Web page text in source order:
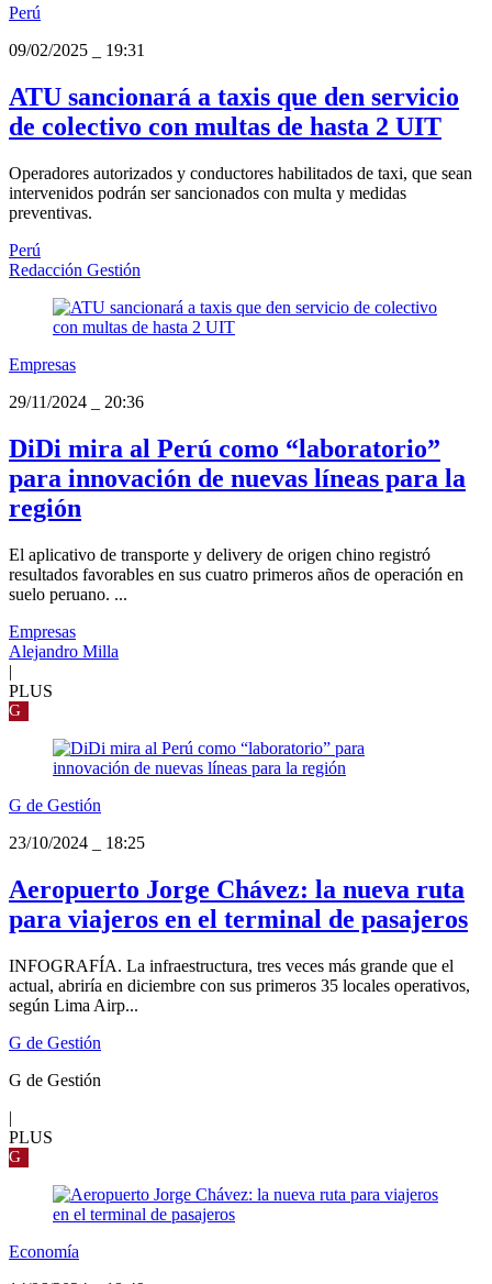
Perú
09/02/2025
19:31
ATU sancionará a taxis que den servicio
de colectivo con multas de hasta 2 UIT
Operadores autorizados y conductores habilitados de taxi, que sean
intervenidos podrán ser sancionados con multa y medidas
preventivas.
Perú
Redacción Gestión
Empresas
29/11/2024
20:36
DiDi mira al Perú como “laboratorio”
para innovación de nuevas líneas para la
región
El aplicativo de transporte y delivery de origen chino registró
resultados favorables en sus cuatro primeros años de operación en
suelo peruano. ...
Empresas
Alejandro Milla
|
PLUS
G
G de Gestión
23/10/2024
18:25
Aeropuerto Jorge Chávez: la nueva ruta
para viajeros en el terminal de pasajeros
INFOGRAFÍA. La infraestructura, tres veces más grande que el
actual, abriría en diciembre con sus primeros 35 locales operativos,
según Lima Airp...
G de Gestión
G de Gestión
|
PLUS
G
Economía